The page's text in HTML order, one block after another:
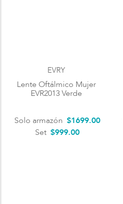
EVRY
Lente Oftálmico Mujer
EVR2013 Verde
Solo armazón $1699.00
Set $999.00